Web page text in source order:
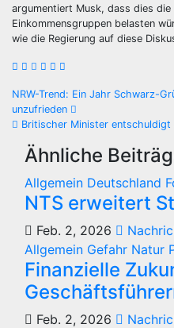
argumentiert Musk, dass dies
Einkommensgruppen belasten
wie die Regierung auf diese
NRW-Trend: Ein Jahr Schwarz-
unzufrieden
Britischer Minister
Ähnliche
Allgemein Deutschland
NTS erweitert
Feb. 2, 2026
Allgemein Gefahr Natur
Finanzielle
Feb. 2, 2026